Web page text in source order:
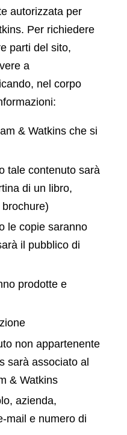
autorizzata per
Per richiedere
parti del sito,
a
nel corpo
& Watkins che si
tale contenuto sarà
di un libro,
le copie saranno
il pubblico di
prodotte e
non appartenente
sarà associato al
& Watkins
azienda,
mail e numero di